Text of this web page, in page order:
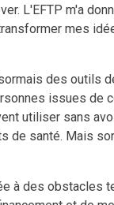
L'EFTP m'a
mes
des outils
issues de
utiliser sans
de santé. Mais
à des obstacles